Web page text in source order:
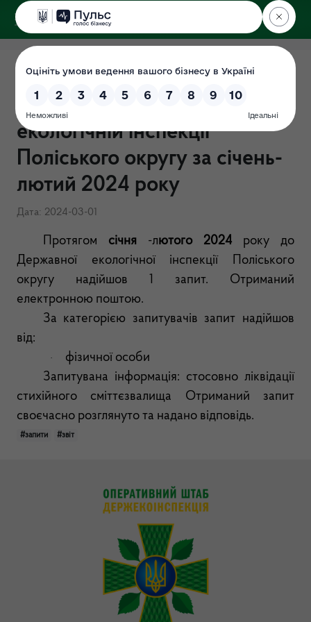
ДЕРЖЕКОІНСПЕКЦІЯ
Поліського округу
Підсумки роботи із запитами
на інформацію у Державній
екологічній інспекції
Поліського округу за січень-
лютий 2024 року
Дата: 2024-03-01
Протягом січня-лютого 2024року до
Державної екологічної інспекції Поліського
округу надійшов 1 запит. Отриманий
електронною поштою.
За категорією запитувачів запит надійшов
від:
·
фізичної особи
Запитувана інформація: стосовно ліквідації
стихійного сміттєзвалища Отриманий запит
своєчасно розглянуто та надано відповідь.
#запити #звіт